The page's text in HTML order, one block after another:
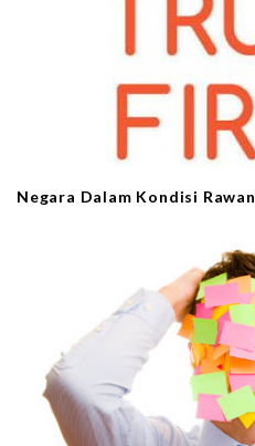
Negara Dalam Kondisi Rawan